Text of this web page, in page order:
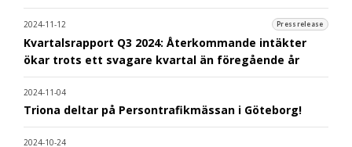
2024-11-12 Pressrelease
Kvartalsrapport Q3 2024: Återkommande intäkter
ökar trots ett svagare kvartal än föregående år
2024-11-04
Triona deltar på Persontrafikmässan i Göteborg!
2024-10-24